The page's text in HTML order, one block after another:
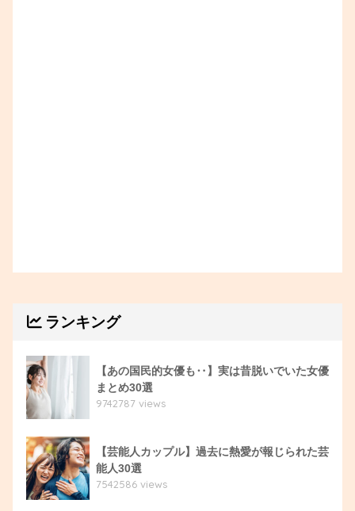
ランキング
【あの国民的女優も‥】実は昔脱いでいた女優
まとめ30選
9742787 views
【芸能人カップル】過去に熱愛が報じられた芸
能人30選
7542586 views